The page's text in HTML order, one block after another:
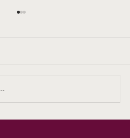
fue defendido por
del agente “vaga y